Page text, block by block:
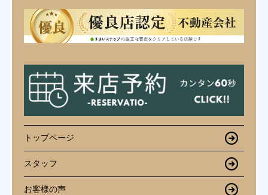
トップページ
スタッフ
お客様の声